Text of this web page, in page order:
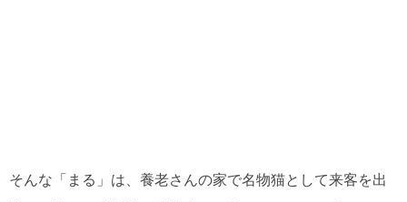
そんな「まる」は、養老さんの家で名物猫として来客を出